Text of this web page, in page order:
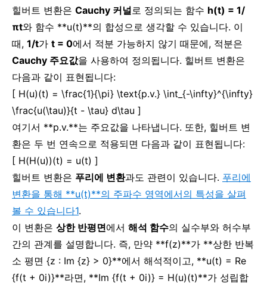
힐버트 변환은 Cauchy 커널로 정의되는 함수 h(t) = 1/
πt와 함수 **u(t)**의 합성으로 생각할 수 있습니다. 이
때, 1/t가 t = 0에서 적분 가능하지 않기 때문에, 적분은
Cauchy 주요값을 사용하여 정의됩니다. 힐버트 변환은
다음과 같이 표현됩니다:
[ H(u)(t) = \frac{1}{\pi} \text{p.v.} \int_{-\infty}^{\infty}
\frac{u(\tau)}{t - \tau} d\tau ]
여기서 **p.v.**는 주요값을 나타냅니다. 또한, 힐버트 변
환은 두 번 연속으로 적용되면 다음과 같이 표현됩니다:
[ H(H(u))(t) = u(t) ]
힐버트 변환은 푸리에 변환과도 관련이 있습니다. 푸리에
변환을 통해 **u(t)**의 주파수 영역에서의 특성을 살펴
볼 수 있습니다1.
이 변환은 상한 반평면에서 해석 함수의 실수부와 허수부
간의 관계를 설명합니다. 즉, 만약 **f(z)**가 **상한 반복
소 평면 {z : Im {z} > 0}**에서 해석적이고, **u(t) = Re
{f(t + 0i)}**라면, **Im {f(t + 0i)} = H(u)(t)**가 성립합